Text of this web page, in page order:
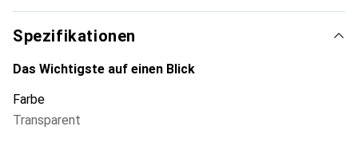
Spezifikationen
Das Wichtigste auf einen Blick
Farbe
Transparent